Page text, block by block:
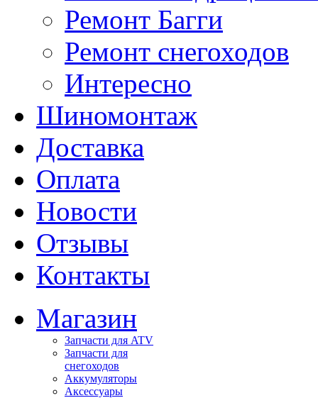
Ремонт Багги
Ремонт снегоходов
Интересно
Шиномонтаж
Доставка
Оплата
Новости
Отзывы
Контакты
Магазин
Запчасти для ATV
Запчасти для
снегоходов
Аккумуляторы
Аксессуары